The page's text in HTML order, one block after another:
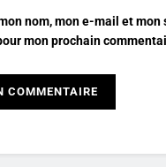
nom, mon e-mail et mon
mon prochain